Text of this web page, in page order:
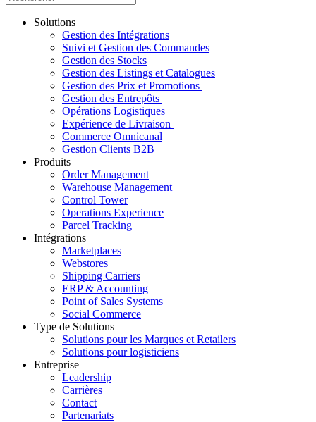
Solutions
Gestion des Intégrations
Suivi et Gestion des Commandes
Gestion des Stocks
Gestion des Listings et Catalogues
Gestion des Prix et Promotions
Gestion des Entrepôts
Opérations Logistiques
Expérience de Livraison
Commerce Omnicanal
Gestion Clients B2B
Produits
Order Management
Warehouse Management
Control Tower
Operations Experience
Parcel Tracking
Intégrations
Marketplaces
Webstores
Shipping Carriers
ERP & Accounting
Point of Sales Systems
Social Commerce
Type de Solutions
Solutions pour les Marques et Retailers
Solutions pour logisticiens
Entreprise
Leadership
Carrières
Contact
Partenariats